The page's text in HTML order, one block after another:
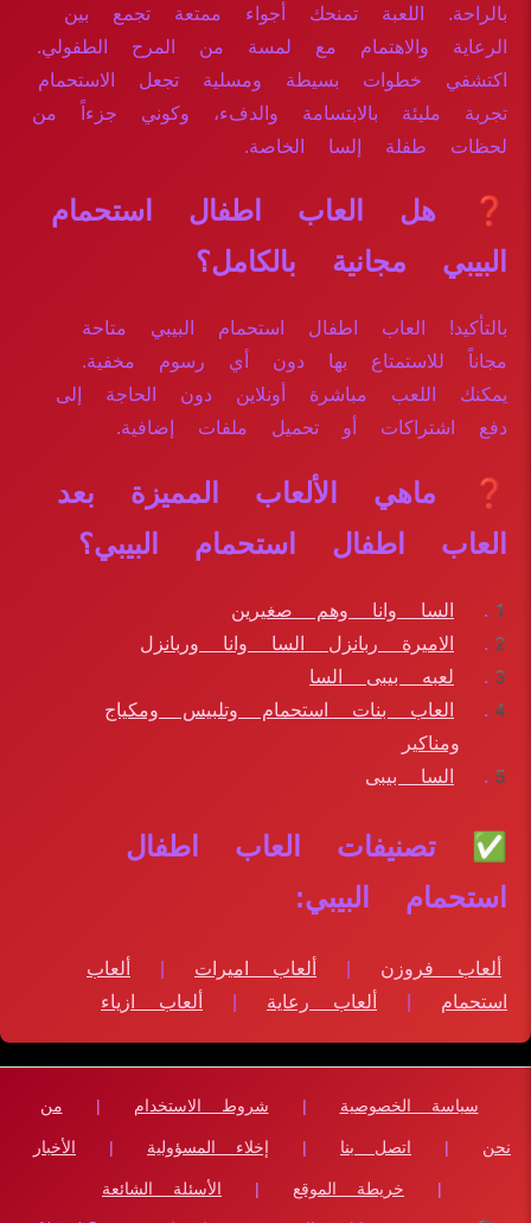
بالراحة. اللعبة تمنحك أجواء ممتعة تجمع بين
الرعاية والاهتمام مع لمسة من المرح الطفولي.
اكتشفي خطوات بسيطة ومسلية تجعل الاستحمام
تجربة مليئة بالابتسامة والدفء، وكوني جزءاً من
لحظات طفلة إلسا الخاصة.
❓ هل العاب اطفال استحمام
البيبي مجانية بالكامل؟
بالتأكيد! العاب اطفال استحمام البيبي متاحة
مجاناً للاستمتاع بها دون أي رسوم مخفية.
يمكنك اللعب مباشرة أونلاين دون الحاجة إلى
دفع اشتراكات أو تحميل ملفات إضافية.
❓ ماهي الألعاب المميزة بعد
العاب اطفال استحمام البيبي؟
السا وانا وهم صغيرين
الاميرة ربانزل السا وانا وربانزل
لعبه بيبى السا
العاب بنات استحمام وتلبيس ومكياج
ومناكير
السا بيبى
✅ تصنيفات العاب اطفال
استحمام البيبي:
ألعاب فروزن | ألعاب اميرات |
ألعاب
استحمام
| ألعاب رعاية | ألعاب ازياء
سياسة الخصوصية | شروط الاستخدام | من
نحن | اتصل بنا | إخلاء المسؤولية | الأخبار
| خريطة الموقع | الأسئلة الشائعة